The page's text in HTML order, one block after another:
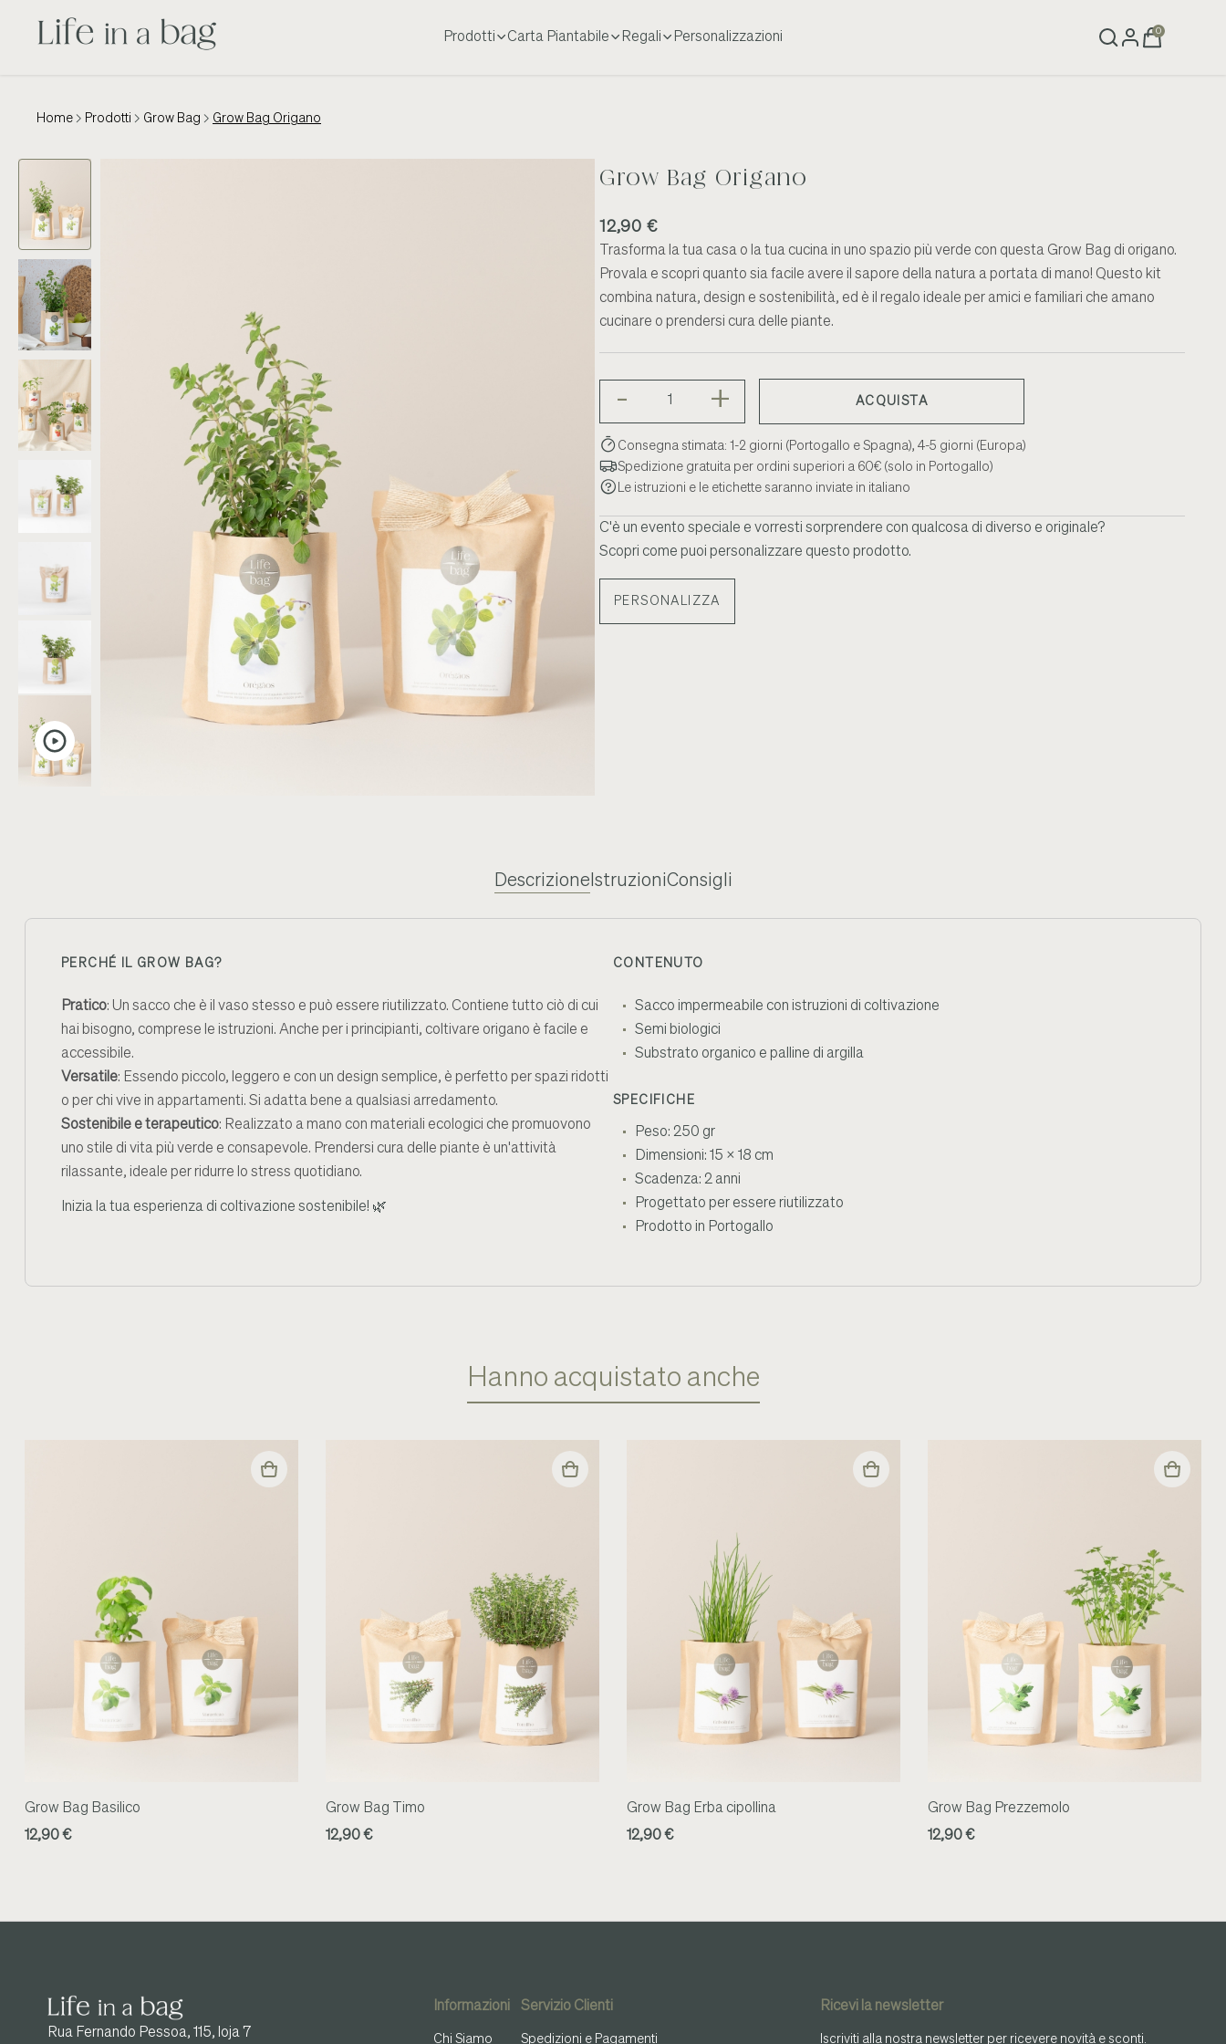
Prodotti Carta Piantabile Regali Personalizzazioni 0
Home Prodotti Grow Bag Grow Bag Origano
Grow Bag Origano
12,90 €
Trasforma la tua casa o la tua cucina in uno spazio più verde con questa Grow Bag di origano.
Provala e scopri quanto sia facile avere il sapore della natura a portata di mano! Questo kit
combina natura, design e sostenibilità, ed è il regalo ideale per amici e familiari che amano
cucinare o prendersi cura delle piante.
- + ACQUISTA
Consegna stimata: 1-2 giorni (Portogallo e Spagna), 4-5 giorni (Europa)
Spedizione gratuita per ordini superiori a 60€ (solo in Portogallo)
Le istruzioni e le etichette saranno inviate in italiano
C'è un evento speciale e vorresti sorprendere con qualcosa di diverso e originale?
Scopri come puoi personalizzare questo prodotto.
PERSONALIZZA
DescrizioneIstruzioniConsigli
PERCHÉ IL GROW BAG?
Pratico: Un sacco che è il vaso stesso e può essere riutilizzato. Contiene tutto ciò di cui
hai bisogno, comprese le istruzioni. Anche per i principianti, coltivare origano è facile e
accessibile.
Versatile: Essendo piccolo, leggero e con un design semplice, è perfetto per spazi ridotti
o per chi vive in appartamenti. Si adatta bene a qualsiasi arredamento.
Sostenibile e terapeutico: Realizzato a mano con materiali ecologici che promuovono
uno stile di vita più verde e consapevole. Prendersi cura delle piante è un'attività
rilassante, ideale per ridurre lo stress quotidiano.
Inizia la tua esperienza di coltivazione sostenibile! 🌿
CONTENUTO
Sacco impermeabile con istruzioni di coltivazione
Semi biologici
Substrato organico e palline di argilla
SPECIFICHE
Peso: 250 gr
Dimensioni: 15 x 18 cm
Scadenza: 2 anni
Progettato per essere riutilizzato
Prodotto in Portogallo
Hanno acquistato anche
Grow Bag Basilico
12,90 €
Grow Bag Timo
12,90 €
Grow Bag Erba cipollina
12,90 €
Grow Bag Prezzemolo
12,90 €
Rua Fernando Pessoa, 115, loja 7
Informazioni
Chi Siamo
Servizio Clienti
Spedizioni e Pagamenti
Ricevi la newsletter
Iscriviti alla nostra newsletter per ricevere novità e sconti.